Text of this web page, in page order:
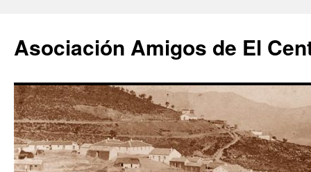
contenido
Asociación Amigos de El